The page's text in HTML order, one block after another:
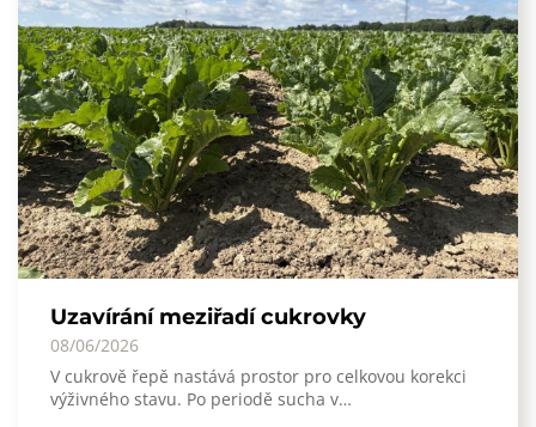
Uzavírání meziřadí cukrovky
08/06/2026
V cukrově řepě nastává prostor pro celkovou korekci
výživného stavu. Po periodě sucha v…